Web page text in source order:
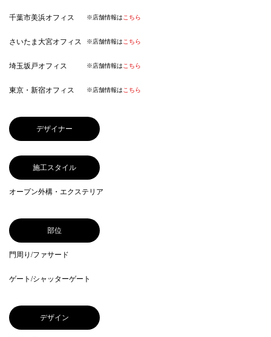
千葉市美浜オフィス
さいたま大宮オフィス
埼玉坂戸オフィス
東京・新宿オフィス
※店舗情報は こちら
※店舗情報は こちら
※店舗情報は こちら
※店舗情報は こちら
デザイナー
施工スタイル
オープン外構・エクステリア
部位
門周り/ファサード
ゲート/シャッターゲート
デザイン